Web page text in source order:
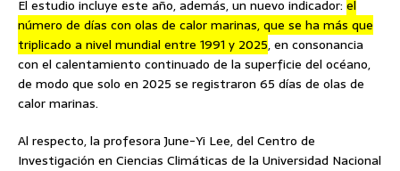
El estudio incluye este año, además, un nuevo indicador: el
número de días con olas de calor marinas, que se ha más que
triplicado a nivel mundial entre 1991 y 2025, en consonancia
con el calentamiento continuado de la superficie del océano,
de modo que solo en 2025 se registraron 65 días de olas de
calor marinas.
Al respecto, la profesora June-Yi Lee, del Centro de
Investigación en Ciencias Climáticas de la Universidad Nacional